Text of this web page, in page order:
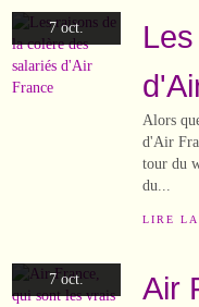
7 oct.
Alors
d'Air
tour du
du...
LIRE LA
7 oct.
Air